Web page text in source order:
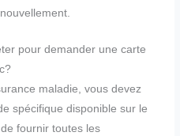
pour demander une carte
maladie, vous devez
spécifique disponible sur le
fournir toutes les